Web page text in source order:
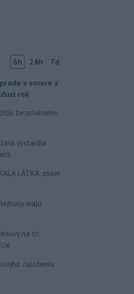
6h 24h 7d
v smere z
rok
bezplatného
výstavba
LÁTKA, osem
majú
na tri
založenia